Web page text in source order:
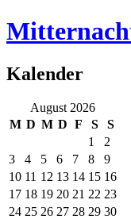
Kalender
August 2026
M D M D F S
S
1
2
3
4 5 6 7 8
9
10 11 12 13 14 15 16
17 18 19 20 21 22 23
24 25 26 27 28 29 30